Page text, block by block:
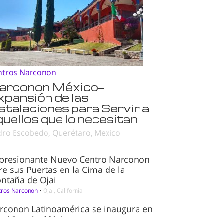
Narconon
México—
de las
para Servir a
que lo necesitan
Escobedo, Querétaro, Mexico
Nuevo Centro Narconon
sus Puertas en la Cima de la
de Ojai
Narconon • Ojai, California
Latinoamérica se inaugura en